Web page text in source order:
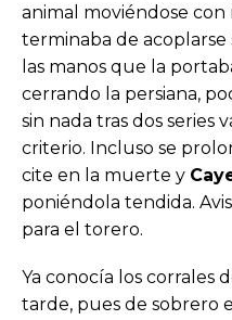
animal moviéndose
terminaba de
las manos que la
cerrando la persiana,
sin nada tras dos series
criterio. Incluso se
cite en la muerte y
poniéndola tendida.
para el torero.
Ya conocía los corrales
tarde, pues de sobrero